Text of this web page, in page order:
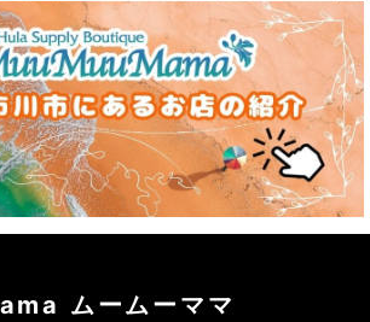
ムームーママ